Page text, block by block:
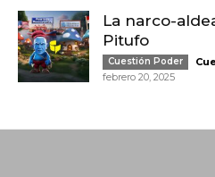
La narco-
Pitufo
Cuestión Poder
febrero 20, 2025